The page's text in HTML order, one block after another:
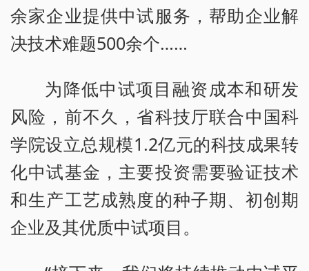
余家企业提供中试服务，帮助企业解
决技术难题500余个……
为降低中试项目融资成本和研发
风险，前不久，省科技厅联合中国科
学院设立总规模1.2亿元的科技成果转
化中试基金，主要投资需要验证技术
和生产工艺成熟度的种子期、初创期
企业及其优质中试项目。